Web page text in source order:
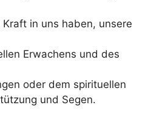
in uns haben, unsere
Erwachens und des
oder dem spirituellen
und Segen.